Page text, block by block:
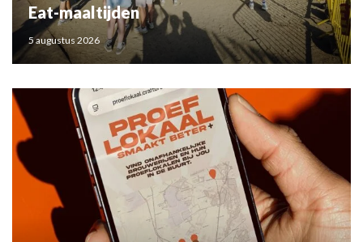
Eat-maaltijden
5 augustus 2026